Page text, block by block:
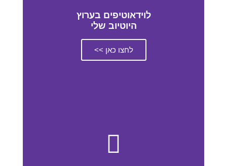
לוידאוטיפים בערוץ
היוטיוב שלי
לחצו כאן >>